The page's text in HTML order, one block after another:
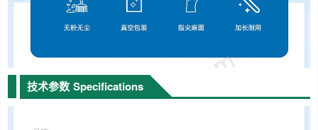
技术参数 Specifications